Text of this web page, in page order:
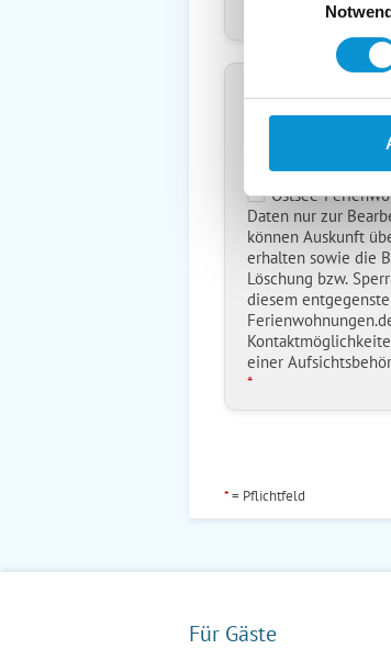
Ostsee-
Daten nur zur
können Auskunft
erhalten sowie die
Löschung bzw.
diesem
einer
*
*= Pflichtfeld
Für Gäste